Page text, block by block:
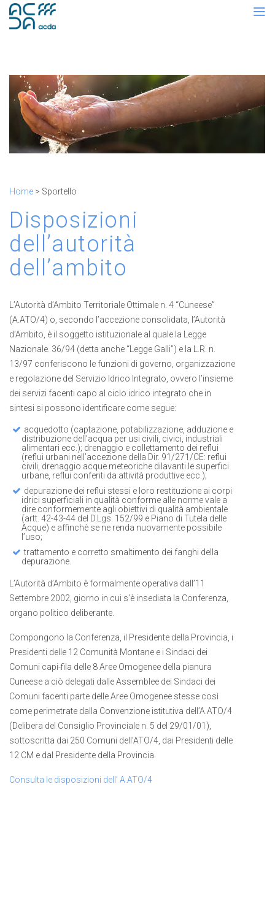
Home > Sportello
Disposizioni
dell’autorità
dell’ambito
L’Autorità d’Ambito Territoriale Ottimale n. 4 “Cuneese”
(A.ATO/4) o, secondo l’accezione consolidata, l’Autorità
d’Ambito, è il soggetto istituzionale al quale la Legge
Nazionale. 36/94 (detta anche “Legge Galli”) e la L.R. n.
13/97 conferiscono le funzioni di governo, organizzazione
e regolazione del Servizio Idrico Integrato, ovvero l’insieme
dei servizi facenti capo al ciclo idrico integrato che in
sintesi si possono identificare come segue:
acquedotto (captazione, potabilizzazione, adduzione e
distribuzione dell’acqua per usi civili, civici, industriali
alimentari ecc.); drenaggio e collettamento dei reflui
(reflui urbani nell’accezione della Dir. 91/271/CE: reflui
civili, drenaggio acque meteoriche dilavanti le superfici
urbane, reflui conferiti da attività produttive ecc.);
depurazione dei reflui stessi e loro restituzione ai corpi
idrici superficiali in qualità conforme alle norme vale a
dire conformemente agli obiettivi di qualità ambientale
(artt. 42-43-44 del D.Lgs. 152/99 e Piano di Tutela delle
Acque) e affinchè se ne renda nuovamente possibile
l’uso;
trattamento e corretto smaltimento dei fanghi della
depurazione.
L’Autorità d’Ambito è formalmente operativa dall’11
Settembre 2002, giorno in cui s’è insediata la Conferenza,
organo politico deliberante.
Compongono la Conferenza, il Presidente della Provincia, i
Presidenti delle 12 Comunità Montane e i Sindaci dei
Comuni capi-fila delle 8 Aree Omogenee della pianura
Cuneese a ciò delegati dalle Assemblee dei Sindaci dei
Comuni facenti parte delle Aree Omogenee stesse così
come perimetrate dalla Convenzione istitutiva dell’A.ATO/4
(Delibera del Consiglio Provinciale n. 5 del 29/01/01),
sottoscritta dai 250 Comuni dell’ATO/4, dai Presidenti delle
12 CM e dal Presidente della Provincia.
Consulta le disposizioni dell’ A.ATO/4